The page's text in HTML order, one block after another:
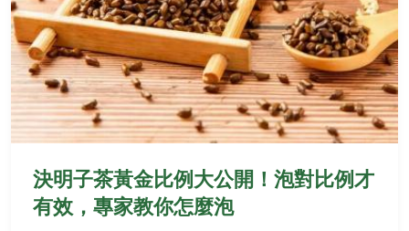
決明子茶黃金比例大公開！泡對比例才
有效，專家教你怎麼泡